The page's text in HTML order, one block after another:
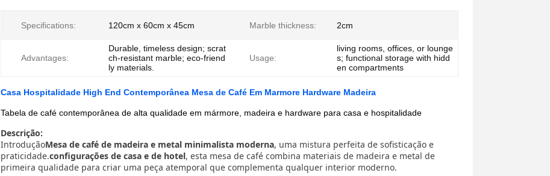
Specifications: 120cm x 60cm x 45cm Marble thickness: 2cm
Advantages:
Durable, timeless design; scrat
ch-resistant marble; eco-friend
ly materials.
Usage:
living rooms, offices, or lounge
s; functional storage with hidd
en compartments
Casa Hospitalidade High End Contemporânea Mesa de Café Em Marmore Hardware Madeira
Tabela de café contemporânea de alta qualidade em mármore, madeira e hardware para casa e hospitalidade
Descrição:
IntroduçãoMesa de café de madeira e metal minimalista moderna, uma mistura perfeita de sofisticação e
praticidade.configurações de casa e de hotel, esta mesa de café combina materiais de madeira e metal de
primeira qualidade para criar uma peça atemporal que complementa qualquer interior moderno.